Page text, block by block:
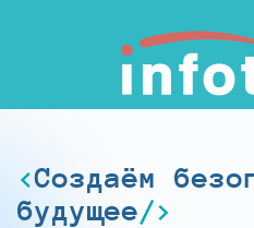
Создаём
будущее